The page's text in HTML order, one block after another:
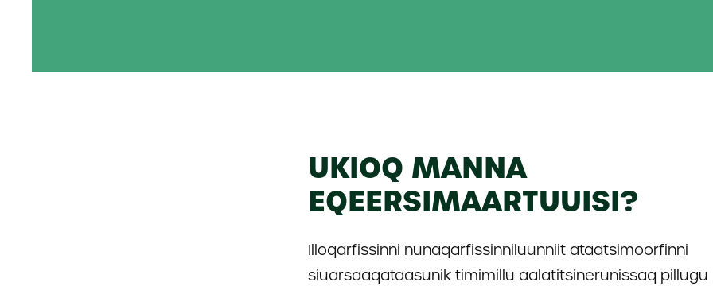
UKIOQ MANNA
EQEERSIMAARTUUISI?
Illoqarfissinni nunaqarfissinniluunniit ataatsimoorfinni
siuarsaaqataasunik timimillu aalatitsinerunissaq pillugu